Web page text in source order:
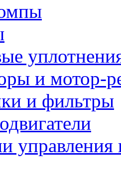
и мотор-
и фильтры
управления